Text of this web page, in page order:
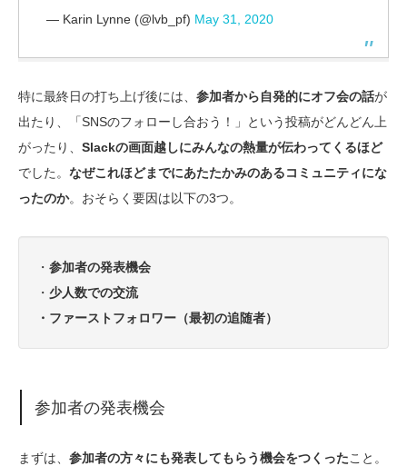
— Karin Lynne (@lvb_pf) May 31, 2020
特に最終日の打ち上げ後には、 参加者から自発的にオフ会の話が
出たり、「SNSのフォローし合おう！」という投稿がどんどん上
がったり、 Slackの画面越しにみんなの熱量が伝わってくるほど
でした。 なぜこれほどまでにあたたかみのあるコミュニティにな
ったのか。おそらく要因は以下の3つ。
・ 参加者の発表機会
・ 少人数での交流
・ファーストフォロワー（最初の追随者）
参加者の発表機会
まずは、 参加者の方々にも発表してもらう機会をつくったこと。